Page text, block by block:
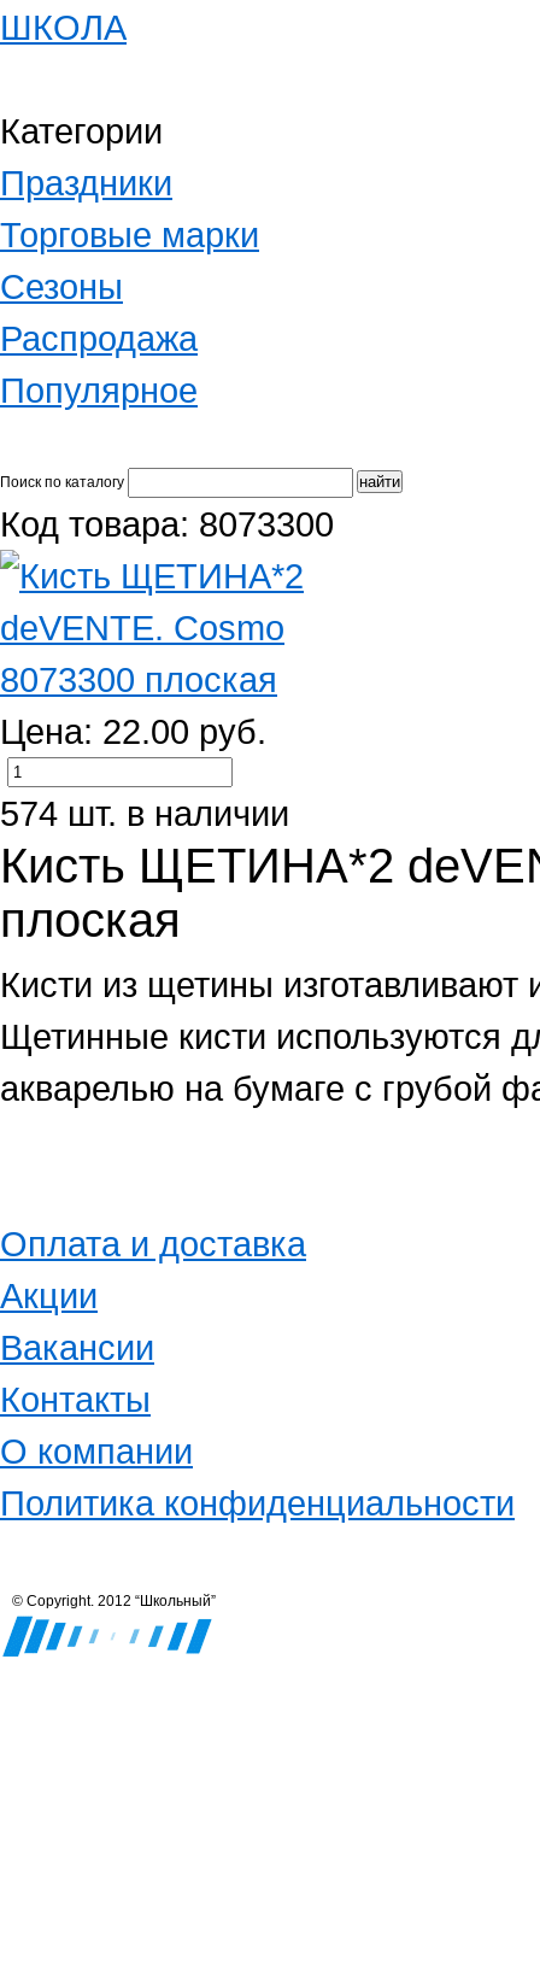
ШКОЛА
Категории
Праздники
Торговые марки
Сезоны
Распродажа
Популярное
Поиск по каталогу
Код товара: 8073300
Цена: 22.00 руб.
574 шт. в наличии
Кисть ЩЕТИНА*2
плоская
Кисти из щетины изготавливают
Щетинные кисти используются
акварелью на бумаге с грубой
Оплата и доставка
Акции
Вакансии
Контакты
О компании
Политика конфиденциальности
© Copyright. 2012 “Школьный”